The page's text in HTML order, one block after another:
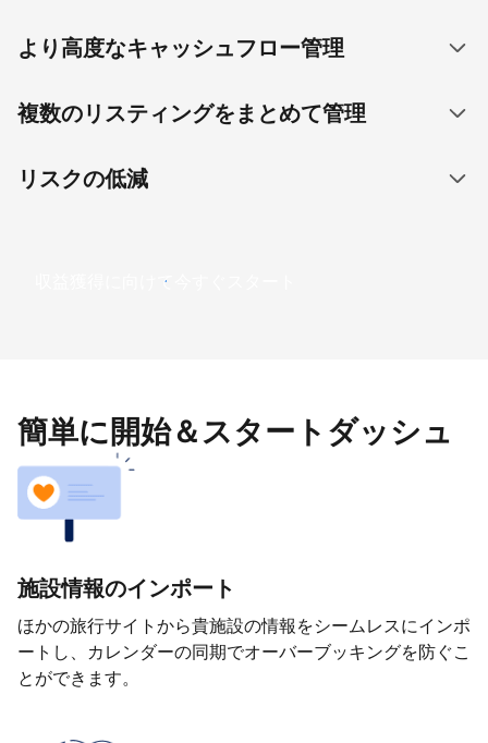
より高度なキャッシュフロー管理
複数のリスティングをまとめて管理
リスクの低減
収益獲得に向けて今すぐスタート
簡単に開始＆スタートダッシュ
施設情報のインポート
ほかの旅行サイトから貴施設の情報をシームレスにインポ
ートし、カレンダーの同期でオーバーブッキングを防ぐこ
とができます。